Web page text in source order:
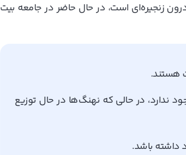
زنجیره‌ای است، در حال حاضر در جامعه بیت
هستند.
ندارد، در حالی که نهنگ‌ها در حال توزیع
داشته باشد.